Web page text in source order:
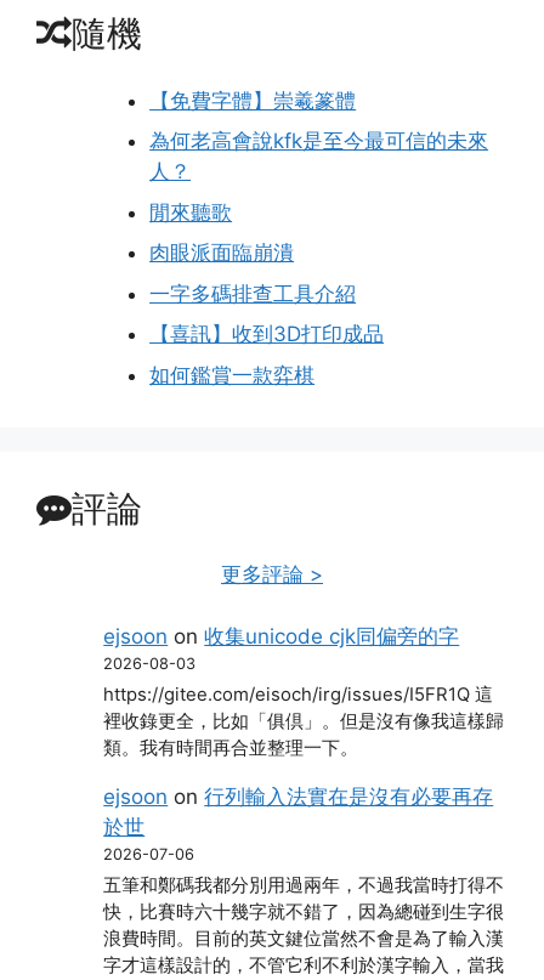
隨機
【免費字體】崇羲篆體
為何老高會說kfk是至今最可信的未來
人？
閒來聽歌
肉眼派面臨崩潰
一字多碼排查工具介紹
【喜訊】收到3D打印成品
如何鑑賞一款弈棋
評論
更多評論 >
ejsoon on收集unicode cjk同偏旁的字
2026-08-03
https://gitee.com/eisoch/irg/issues/I5FR1Q 這
裡收錄更全，比如「俱倶」。但是沒有像我這樣歸
類。我有時間再合並整理一下。
ejsoon on行列輸入法實在是沒有必要再存
於世
2026-07-06
五筆和鄭碼我都分別用過兩年，不過我當時打得不
快，比賽時六十幾字就不錯了，因為總碰到生字很
浪費時間。目前的英文鍵位當然不會是為了輸入漢
字才這樣設計的，不管它利不利於漢字輸入，當我